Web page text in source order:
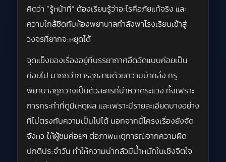
คิดว่า “รู้หน้าที่” ต้องเรียนรู้ว่าอะไรคือภัยแท้จริง และ
ความใกล้ชิดกับห้องพยาบาลกำลังพาโรงเรียนเข้าสู่
วงจรที่ยากจะหยุดได้
จุดแข็งของเรื่องอยู่ที่บรรยากาศอึดอัดแบบค่อยเป็น
ค่อยไป มากกว่าการลุกลามด้วยความบ้าคลั่ง ครู
พยาบาลถูกวางเป็นตัวละครที่น่าหวาดระแวง ทั้งเพราะ
การกระทำที่ดูมีเหตุผล และเพราะมีรายละเอียดบางอย่าง
ที่ไม่ตรงกับความเป็นไปได้ นอกจากนี้โครงเรื่องยังจัด
จังหวะให้ผู้ชมค่อยๆ ต่อภาพเหตุการณ์จากความผิด
ปกติประจำวัน ทำให้ความน่ากลัวมีน้ำหนักในเชิงจิตใจ